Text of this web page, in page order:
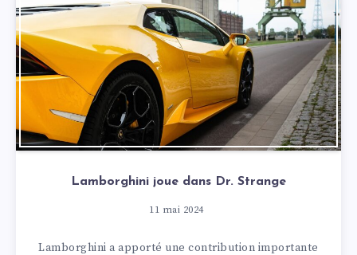
Lamborghini joue dans Dr. Strange
11 mai 2024
Lamborghini a apporté une contribution importante